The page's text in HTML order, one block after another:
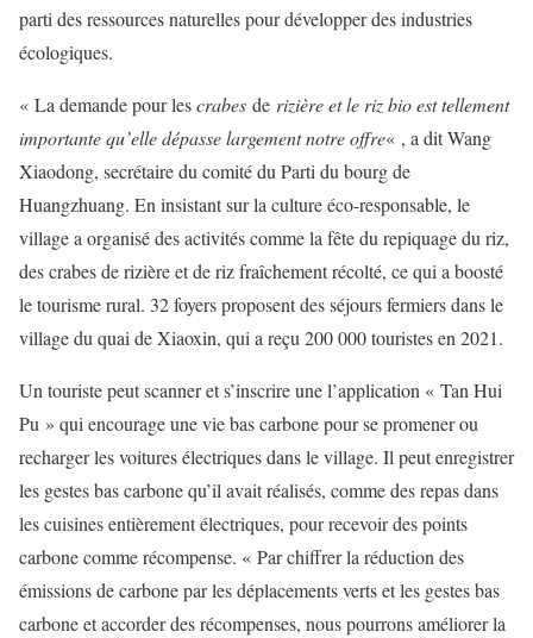
parti des ressources naturelles pour développer des industries
écologiques.
« La demande pour lescrabes de rizière et le riz bio est tellement
importante qu’elle dépasse largement notre offre« , a dit Wang
Xiaodong, secrétaire du comité du Parti du bourg de
Huangzhuang. En insistant sur la culture éco-responsable, le
village a organisé des activités comme la fête du repiquage du riz,
des crabes de rizière et de riz fraîchement récolté, ce qui a boosté
le tourisme rural. 32 foyers proposent des séjours fermiers dans le
village du quai de Xiaoxin, qui a reçu 200 000 touristes en 2021.
Un touriste peut scanner et s’inscrire une l’application « Tan Hui
Pu » qui encourage une vie bas carbone pour se promener ou
recharger les voitures électriques dans le village. Il peut enregistrer
les gestes bas carbone qu’il avait réalisés, comme des repas dans
les cuisines entièrement électriques, pour recevoir des points
carbone comme récompense. « Par chiffrer la réduction des
émissions de carbone par les déplacements verts et les gestes bas
carbone et accorder des récompenses, nous pourrons améliorer la